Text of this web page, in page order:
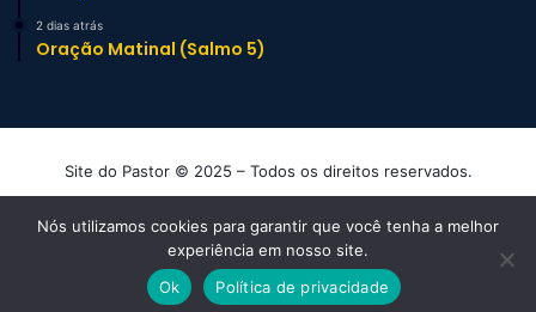
2 dias atrás
Oração Matinal (Salmo 5)
Site do Pastor © 2025 – Todos os direitos reservados.
FacebookYouTubeInstagram
TikTokWhatsApp
Nós utilizamos cookies para garantir que você tenha a melhor
experiência em nosso site.
Ok
Política de privacidade